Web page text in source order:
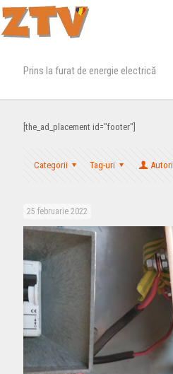
Prins la furat de energie electrică
[the_ad_placement id="footer"]
Categorii Tag-uri Autori
25 februarie 2022